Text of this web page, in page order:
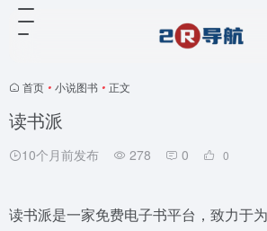
首页 • 小说图书 • 正文
读书派
10个月前发布 278 0 0
读书派是一家免费电子书平台，致力于